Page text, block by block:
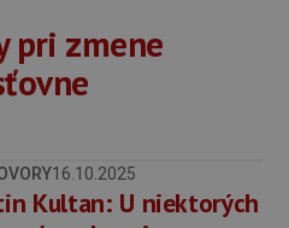
pri zmene
16.10.2025
Kultan: U niektorých